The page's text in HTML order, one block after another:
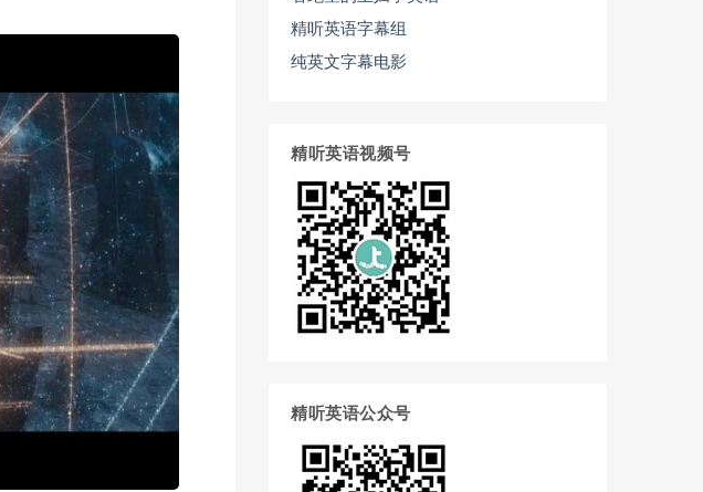
精听英语字幕组
纯英文字幕电影
精听英语视频号
精听英语公众号